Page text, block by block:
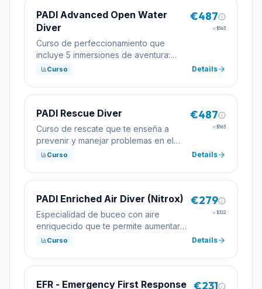
PADI Advanced Open Water
Diver
Curso de perfeccionamiento que
incluye 5 inmersiones de aventura:
navegación, profunda y 3
€487
≈ $563
Curso Details
PADI Rescue Diver
Curso de rescate que te enseña a
prevenir y manejar problemas en el
buceo. Requisito para niveles
€487
≈ $563
Curso Details
PADI Enriched Air Diver (Nitrox)
Especialidad de buceo con aire
enriquecido que te permite aumentar
los tiempos de inmersión con mayor
€279
≈ $322
Curso Details
EFR - Emergency First Response €231